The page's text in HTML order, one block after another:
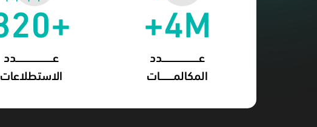
4M+
المكالمـــــــــــات
+320
الاستطلاعات